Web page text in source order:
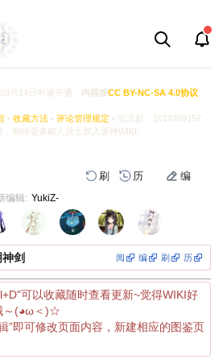
月14日申请开通， 内容按CC BY-NC-SA 4.0协议
• 收藏方法 • 评论管理规定 • 交流群：1018709157
期待更多能人异士加入原神WIKI。
刷 历 编
编辑: YukiZ-
阅 编 刷 历
剑
可以收藏随时查看更新~觉得WIKI好
～(◕ω＜)☆
”即可修改页面内容，新建相应的图鉴页